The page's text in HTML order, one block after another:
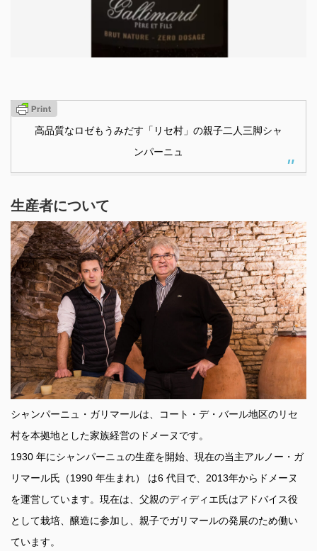
高品質なロゼもうみだす「リセ村」の親子二人三脚シャ
ンパーニュ
生産者について
シャンパーニュ・ガリマールは、コート・デ・バール地区のリセ
村を本拠地とした家族経営のドメーヌです。
1930 年にシャンパーニュの生産を開始、現在の当主アルノー・ガ
リマール氏（1990 年生まれ） は6 代目で、2013年からドメーヌ
を運営しています。現在は、父親のディディエ氏はアドバイス役
として栽培、醸造に参加し、親子でガリマールの発展のため働い
ています。